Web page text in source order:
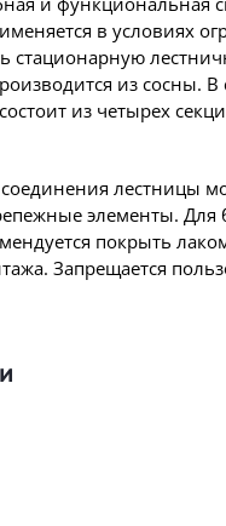
в условиях
стационарную
из сосны.
из четырех
лестницы
элементы.
покрыть
Запрещается